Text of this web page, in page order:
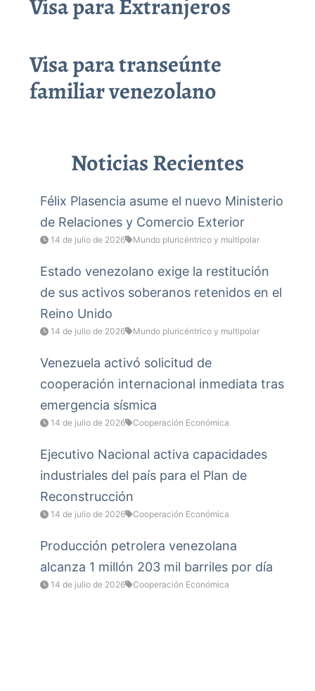
Visa para Extranjeros
Visa para transeúnte
familiar venezolano
Noticias Recientes
Félix Plasencia asume el nuevo Ministerio
de Relaciones y Comercio Exterior
14 de julio de 2026 Mundo pluricéntrico y multipolar
Estado venezolano exige la restitución
de sus activos soberanos retenidos en el
Reino Unido
14 de julio de 2026 Mundo pluricéntrico y multipolar
Venezuela activó solicitud de
cooperación internacional inmediata tras
emergencia sísmica
14 de julio de 2026 Cooperación Económica
Ejecutivo Nacional activa capacidades
industriales del país para el Plan de
Reconstrucción
14 de julio de 2026 Cooperación Económica
Producción petrolera venezolana
alcanza 1 millón 203 mil barriles por día
14 de julio de 2026 Cooperación Económica